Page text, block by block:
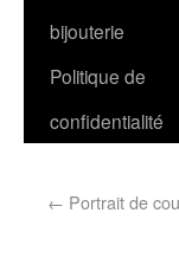
bijouterie
Politique de
confidentialité
← Portrait de